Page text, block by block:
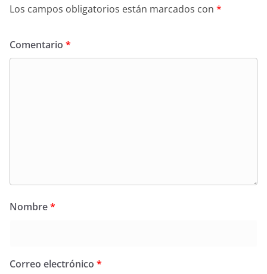
Los campos obligatorios están marcados con *
Comentario *
Nombre*
Correo electrónico *